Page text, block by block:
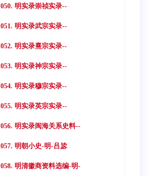
050. 明实录崇祯实录--
051. 明实录武宗实录--
052. 明实录熹宗实录--
053. 明实录神宗实录--
054. 明实录穆宗实录--
055. 明实录英宗实录--
056. 明实录闽海关系史料--
057. 明朝小史-明-吕毖
058. 明清徽商资料选编-明-